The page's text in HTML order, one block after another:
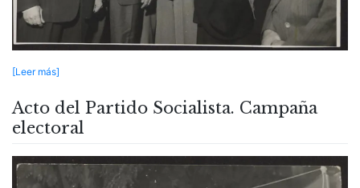
[Leer más]
Acto del Partido Socialista. Campaña
electoral